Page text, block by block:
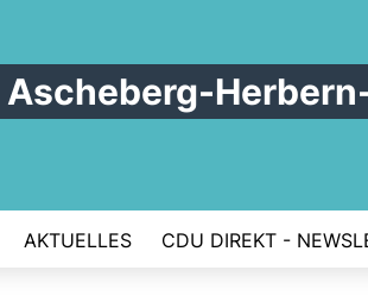
AKTUELLES CDU DIREKT -